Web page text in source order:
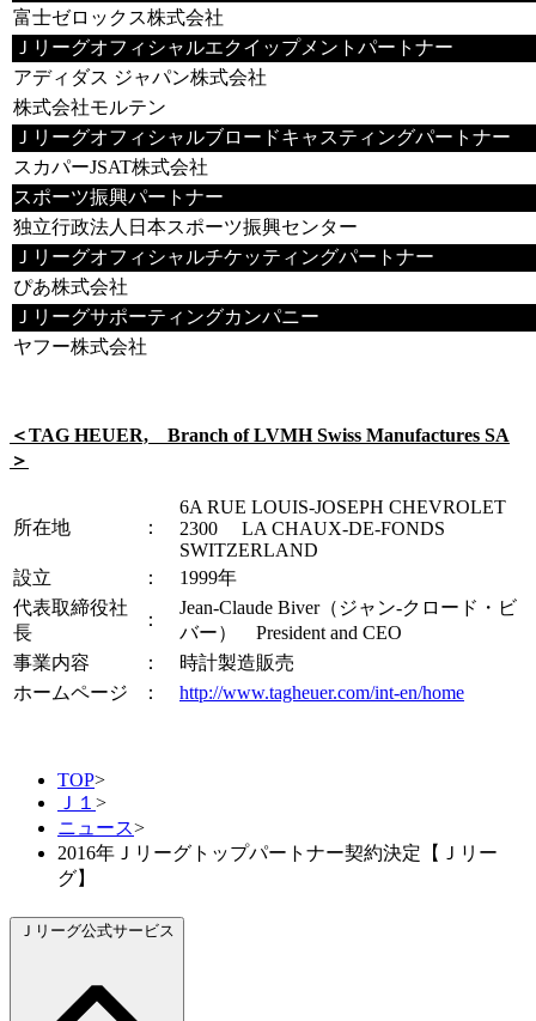
富士ゼロックス株式会社
Ｊリーグオフィシャルエクイップメントパートナー
アディダス ジャパン株式会社
株式会社モルテン
Ｊリーグオフィシャルブロードキャスティングパートナー
スカパーJSAT株式会社
スポーツ振興パートナー
独立行政法人日本スポーツ振興センター
Ｊリーグオフィシャルチケッティングパートナー
ぴあ株式会社
Ｊリーグサポーティングカンパニー
ヤフー株式会社
＜TAG HEUER, Branch of LVMH Swiss Manufactures SA
＞
所在地 ：
6A RUE LOUIS-JOSEPH CHEVROLET
2300 LA CHAUX-DE-FONDS
SWITZERLAND
設立
：
1999年
代表取締役社
長
：
Jean-Claude Biver（ジャン-クロード・ビ
バー） President and CEO
事業内容
：
時計製造販売
ホームページ
： http://www.tagheuer.com/int-en/home
TOP>
Ｊ１ >
ニュース>
2016年Ｊリーグトップパートナー契約決定【Ｊリー
グ】
Ｊリーグ公式サービス